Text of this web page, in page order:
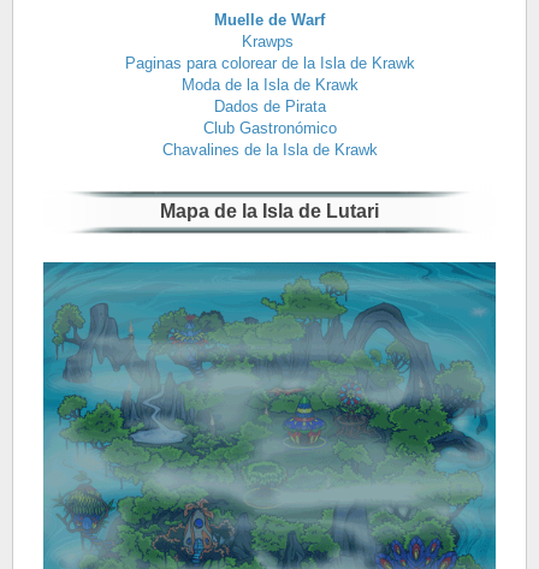
Muelle de Warf
Krawps
Paginas para colorear de la Isla de Krawk
Moda de la Isla de Krawk
Dados de Pirata
Club Gastronómico
Chavalines de la Isla de Krawk
Mapa de la Isla de Lutari